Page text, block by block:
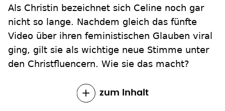
Als Christin bezeichnet sich Celine noch gar
nicht so lange. Nachdem gleich das fünfte
Video über ihren feministischen Glauben viral
ging, gilt sie als wichtige neue Stimme unter
den Christfluencern. Wie sie das macht?
zum Inhalt